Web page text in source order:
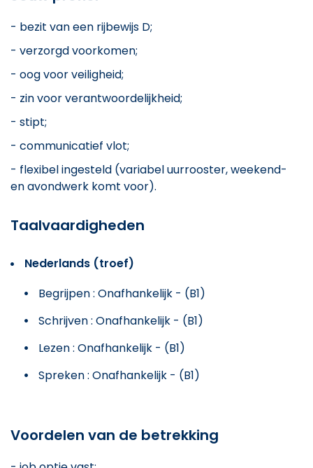
- bezit van een rijbewijs D;
- verzorgd voorkomen;
- oog voor veiligheid;
- zin voor verantwoordelijkheid;
- stipt;
- communicatief vlot;
- flexibel ingesteld (variabel uurrooster, weekend-
en avondwerk komt voor).
Taalvaardigheden
Nederlands (troef)
Begrijpen : Onafhankelijk - (B1)
Schrijven : Onafhankelijk - (B1)
Lezen : Onafhankelijk - (B1)
Spreken : Onafhankelijk - (B1)
Voordelen van de betrekking